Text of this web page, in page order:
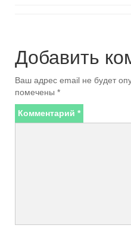
Добавить
Ваш адрес email не будет
помечены *
Комментарий *